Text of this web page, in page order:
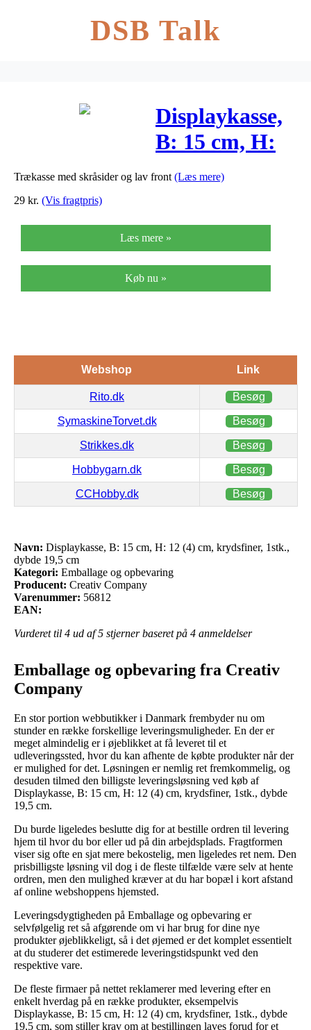
DSB Talk
Displaykasse,
B: 15 cm, H:
12 (4) cm,
1stk., dybde
19,5 cm
Trækasse med skråsider og lav front (Læs mere)
29 kr. (Vis fragtpris)
Læs mere »
Køb nu »
Webshop Link
Rito.dk Besøg
SymaskineTorvet.dk Besøg
Strikkes.dk Besøg
Hobbygarn.dk Besøg
CCHobby.dk Besøg
Navn: Displaykasse, B: 15 cm, H: 12 (4) cm, krydsfiner, 1stk.,
dybde 19,5 cm
Kategori: Emballage og opbevaring
Producent: Creativ Company
Varenummer: 56812
EAN:
Vurderet til 4 ud af 5 stjerner baseret på 4 anmeldelser
Emballage og opbevaring fra Creativ
Company
En stor portion webbutikker i Danmark frembyder nu om
stunder en række forskellige leveringsmuligheder. En der er
meget almindelig er i øjeblikket at få leveret til et
udleveringssted, hvor du kan afhente de købte produkter når der
er mulighed for det. Løsningen er nemlig ret fremkommelig, og
desuden tilmed den billigste leveringsløsning ved køb af
Displaykasse, B: 15 cm, H: 12 (4) cm, krydsfiner, 1stk., dybde
19,5 cm.
Du burde ligeledes beslutte dig for at bestille ordren til levering
hjem til hvor du bor eller ud på din arbejdsplads. Fragtformen
viser sig ofte en sjat mere bekostelig, men ligeledes ret nem. Den
prisbilligste løsning vil dog i de fleste tilfælde være selv at hente
ordren, men den mulighed kræver at du har bopæl i kort afstand
af online webshoppens hjemsted.
Leveringsdygtigheden på Emballage og opbevaring er
selvfølgelig ret så afgørende om vi har brug for dine nye
produkter øjeblikkeligt, så i det øjemed er det komplet essentielt
at du studerer det estimerede leveringstidspunkt ved den
respektive vare.
De fleste firmaer på nettet reklamerer med levering efter en
enkelt hverdag på en række produkter, eksempelvis
Displaykasse, B: 15 cm, H: 12 (4) cm, krydsfiner, 1stk., dybde
19,5 cm, som stiller krav om at bestillingen laves forud for et